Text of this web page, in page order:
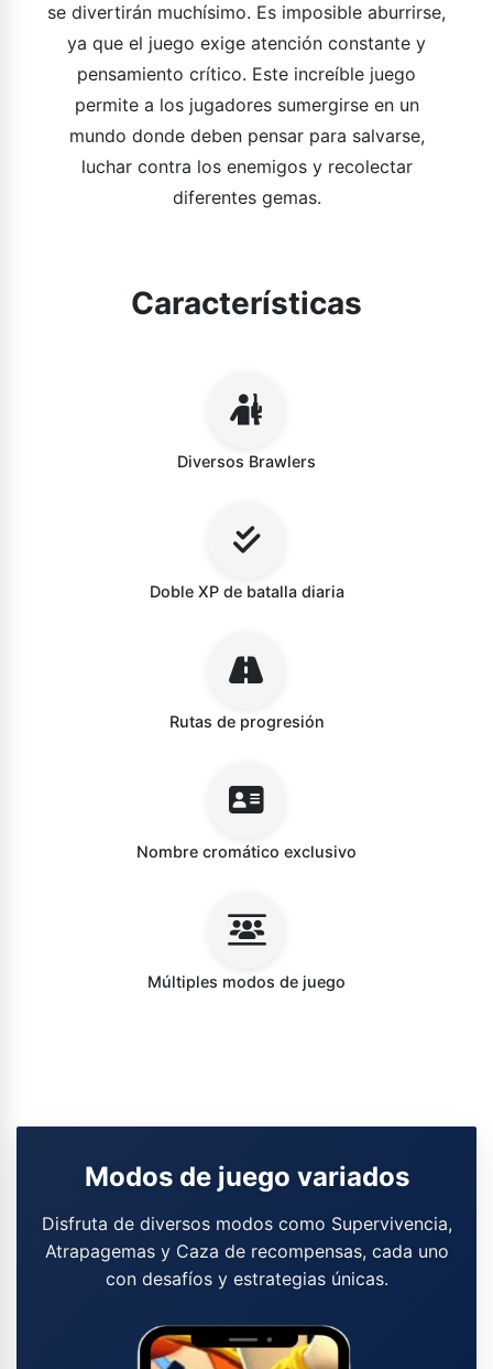
se divertirán muchísimo. Es imposible aburrirse,
ya que el juego exige atención constante y
pensamiento crítico. Este increíble juego
permite a los jugadores sumergirse en un
mundo donde deben pensar para salvarse,
luchar contra los enemigos y recolectar
diferentes gemas.
Características
Diversos Brawlers
Doble XP de batalla diaria
Rutas de progresión
Nombre cromático exclusivo
Múltiples modos de juego
Modos de juego variados
Disfruta de diversos modos como Supervivencia,
Atrapagemas y Caza de recompensas, cada uno
con desafíos y estrategias únicas.